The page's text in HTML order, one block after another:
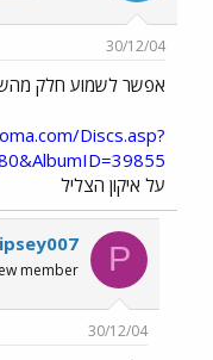
30/12/04
אפשר לשמוע חלק
Discs.asp?
על איקון הצליל
P
member
30/12/04